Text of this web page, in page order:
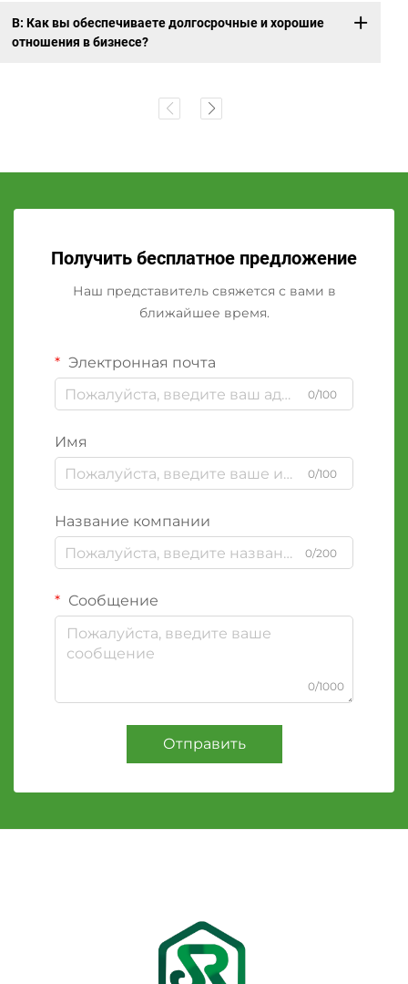
В: Как вы обеспечиваете долгосрочные и хорошие
отношения в бизнесе?
Получить бесплатное предложение
Наш представитель свяжется с вами в
ближайшее время.
Электронная почта
0/100
Имя
0/100
Название компании
0/200
Сообщение
0/1000
Отправить